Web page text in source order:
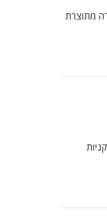
של משקאות, לרבות בירה מתוצרת